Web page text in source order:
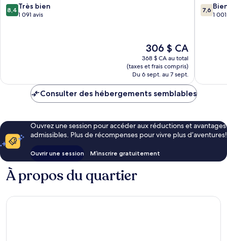
Centre-
ville
8.4
sur
8,4 Très bien
1 091 avis
Le
prix
est
de
306 $ CA
306 $ CA
368 $ CA au total
(taxes et frais compris)
Du 6 sept. au 7 sept.
Londres
7.6
sur
7,6
1
Consulter des hébergements semblables
Ouvrez une session pour accéder aux réductions et avantages
admissibles. Plus de récompenses pour vivre plus d’aventures!
Ouvrir une session M’inscrire gratuitement
À propos du quartier